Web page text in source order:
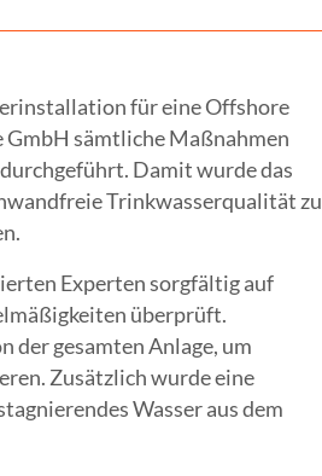
für eine Offshore
sämtliche Maßnahmen
Damit wurde das
Trinkwasserqualität zu
Experten sorgfältig auf
überprüft.
der gesamten Anlage, um
Zusätzlich wurde eine
Wasser aus dem